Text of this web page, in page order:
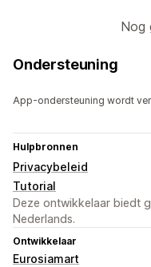
Nog
Ondersteuning
App-ondersteuning wordt
Hulpbronnen
Privacybeleid
Tutorial
Deze ontwikkelaar biedt
Nederlands.
Ontwikkelaar
Eurosiamart